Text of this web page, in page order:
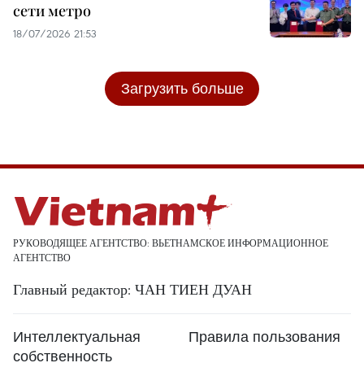
сети метро
18/07/2026 21:53
Загрузить больше
РУКОВОДЯЩЕЕ АГЕНТСТВО: ВЬЕТНАМСКОЕ ИНФОРМАЦИОННОЕ
АГЕНТСТВО
Главный редактор: ЧАН ТИЕН ДУАН
Интеллектуальная
собственность
Правила пользования